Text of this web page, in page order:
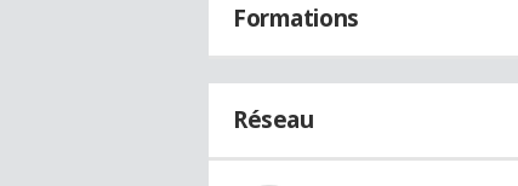
Formations
Réseau